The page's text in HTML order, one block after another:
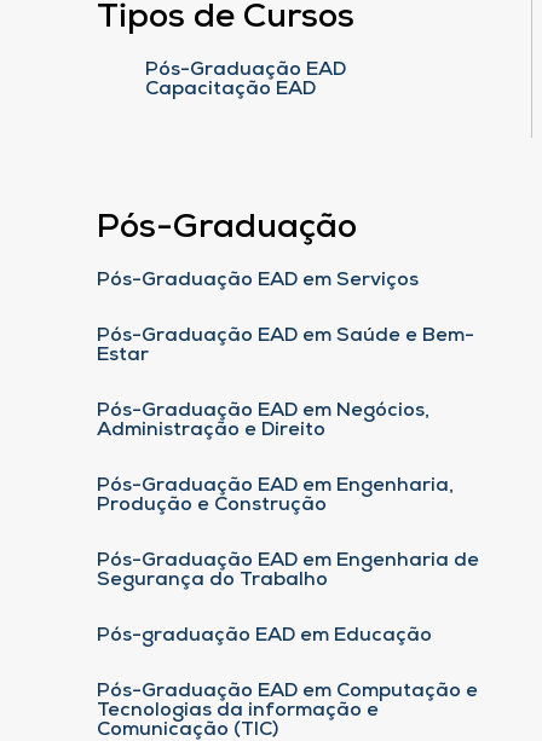
Tipos de Cursos
Pós-Graduação EAD
Capacitação EAD
Pós-Graduação
Pós-Graduação EAD em Serviços
Pós-Graduação EAD em Saúde e Bem-
Estar
Pós-Graduação EAD em Negócios,
Administração e Direito
Pós-Graduação EAD em Engenharia,
Produção e Construção
Pós-Graduação EAD em Engenharia de
Segurança do Trabalho
Pós-graduação EAD em Educação
Pós-Graduação EAD em Computação e
Tecnologias da informação e
Comunicação (TIC)